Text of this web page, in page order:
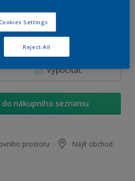
2,5 L
pro výpočet barvy
Vypočítat
nákupního seznamu
prostoru Najít obchod
Settings
Reject All